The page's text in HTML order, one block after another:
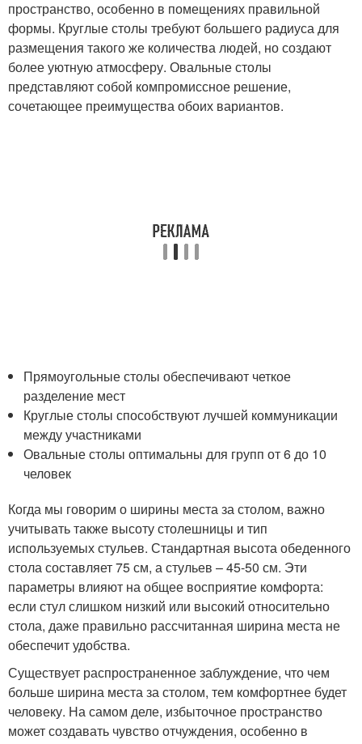
пространство, особенно в помещениях правильной
формы. Круглые столы требуют большего радиуса для
размещения такого же количества людей, но создают
более уютную атмосферу. Овальные столы
представляют собой компромиссное решение,
сочетающее преимущества обоих вариантов.
Прямоугольные столы обеспечивают четкое
разделение мест
Круглые столы способствуют лучшей коммуникации
между участниками
Овальные столы оптимальны для групп от 6 до 10
человек
Когда мы говорим о ширины места за столом, важно
учитывать также высоту столешницы и тип
используемых стульев. Стандартная высота обеденного
стола составляет 75 см, а стульев – 45-50 см. Эти
параметры влияют на общее восприятие комфорта:
если стул слишком низкий или высокий относительно
стола, даже правильно рассчитанная ширина места не
обеспечит удобства.
Существует распространенное заблуждение, что чем
больше ширина места за столом, тем комфортнее будет
человеку. На самом деле, избыточное пространство
может создавать чувство отчуждения, особенно в